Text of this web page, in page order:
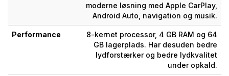
moderne løsning med Apple CarPlay,
Android Auto, navigation og musik.
Performance
8-kernet processor, 4 GB RAM og 64
GB lagerplads. Har desuden bedre
lydforstærker og bedre lydkvalitet
under opkald.